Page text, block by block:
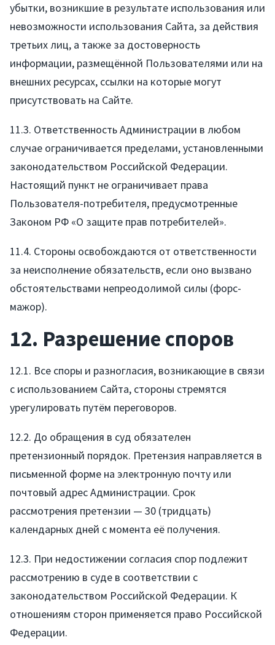
убытки, возникшие в результате использования или
невозможности использования Сайта, за действия
третьих лиц, а также за достоверность
информации, размещённой Пользователями или на
внешних ресурсах, ссылки на которые могут
присутствовать на Сайте.
11.3. Ответственность Администрации в любом
случае ограничивается пределами, установленными
законодательством Российской Федерации.
Настоящий пункт не ограничивает права
Пользователя-потребителя, предусмотренные
Законом РФ «О защите прав потребителей».
11.4. Стороны освобождаются от ответственности
за неисполнение обязательств, если оно вызвано
обстоятельствами непреодолимой силы (форс-
мажор).
12. Разрешение споров
12.1. Все споры и разногласия, возникающие в связи
с использованием Сайта, стороны стремятся
урегулировать путём переговоров.
12.2. До обращения в суд обязателен
претензионный порядок. Претензия направляется в
письменной форме на электронную почту или
почтовый адрес Администрации. Срок
рассмотрения претензии — 30 (тридцать)
календарных дней с момента её получения.
12.3. При недостижении согласия спор подлежит
рассмотрению в суде в соответствии с
законодательством Российской Федерации. К
отношениям сторон применяется право Российской
Федерации.